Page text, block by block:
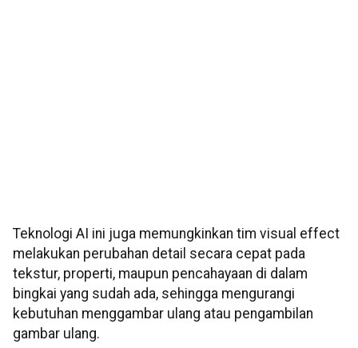
Teknologi AI ini juga memungkinkan tim visual effect
melakukan perubahan detail secara cepat pada
tekstur, properti, maupun pencahayaan di dalam
bingkai yang sudah ada, sehingga mengurangi
kebutuhan menggambar ulang atau pengambilan
gambar ulang.